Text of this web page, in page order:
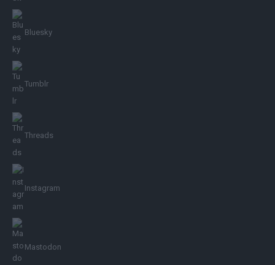
Bluesky
Tumblr
Threads
Instagram
Mastodon